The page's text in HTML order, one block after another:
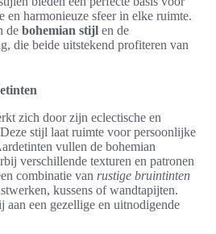
en harmonieuze sfeer in elke ruimte.
de bohemian stijl en de
die beide uitstekend profiteren van
zich door zijn eclectische en
stijl laat ruimte voor persoonlijke
vullen de bohemian
verschillende texturen en patronen
combinatie van rustige bruintinten
kussens of wandtapijten.
aan een gezellige en uitnodigende